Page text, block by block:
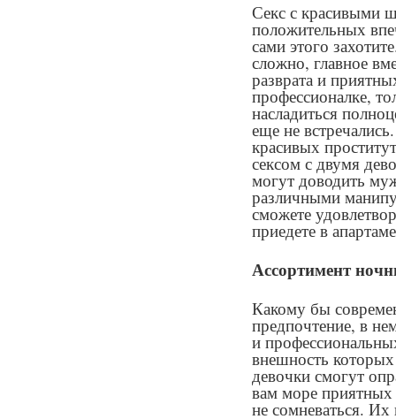
Секс с красивыми
положительных
сами этого
сложно, главное
разврата и
профессионалке,
насладиться
еще не
красивых
сексом с двумя
могут доводить
различными
сможете
приедете в
Ассортимент
Какому бы
предпочтение, в
и
внешность
девочки смогут
вам море
не сомневаться.